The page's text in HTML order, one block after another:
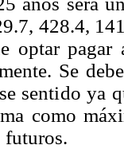
428.4,
optar
Se
sentido ya
como
futuros.